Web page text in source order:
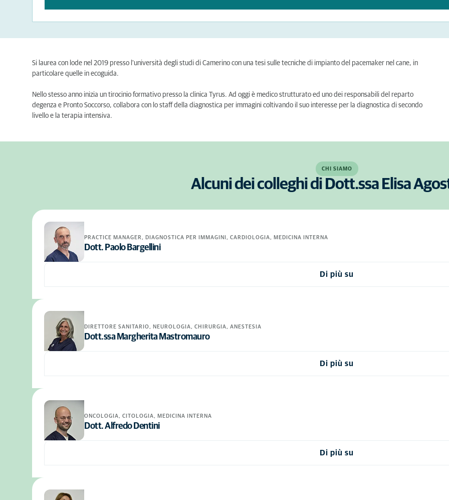
Si laurea con lode nel 2019 presso l'università degli studi di Camerino con una tesi sulle tecniche di impianto del pacemaker nel cane, in
particolare quelle in ecoguida.
Nello stesso anno inizia un tirocinio formativo presso la clinica Tyrus. Ad oggi è medico strutturato ed uno dei responsabili del reparto
degenza e Pronto Soccorso, collabora con lo staff della diagnostica per immagini coltivando il suo interesse per la diagnostica di secondo
livello e la terapia intensiva.
CHI SIAMO
Alcuni dei colleghi di Dott.ssa Elisa
PRACTICE MANAGER, DIAGNOSTICA PER IMMAGINI, CARDIOLOGIA, MEDICINA INTERNA
Dott. Paolo Bargellini
Di più su
DIRETTORE SANITARIO, NEUROLOGIA, CHIRURGIA, ANESTESIA
Dott.ssa Margherita Mastromauro
Di più su
ONCOLOGIA, CITOLOGIA, MEDICINA INTERNA
Dott. Alfredo Dentini
Di più su